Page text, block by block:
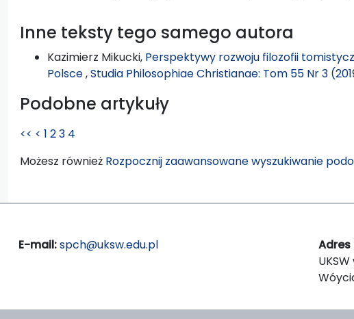
Inne teksty tego samego autora
Kazimierz Mikucki, Perspektywy rozwoju filozofii
Polsce,Studia Philosophiae Christianae: Tom 55 Nr 3
Podobne artykuły
<< < 1 23 4
Możesz również Rozpocznij zaawansowane wyszukiwanie
E-mail:spch@uksw.edu.pl